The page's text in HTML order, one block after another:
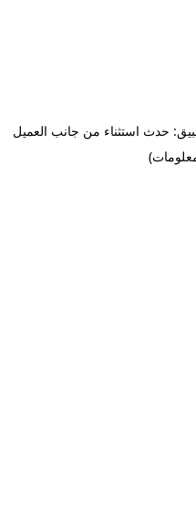
حدث استثناء من جانب العميل